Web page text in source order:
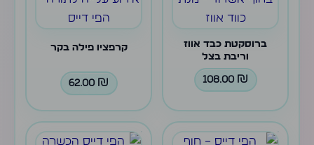
ברוסקטת כבד אווז
וריבת בצל
108.00 ₪
קרפציו פילה בקר
62.00 ₪